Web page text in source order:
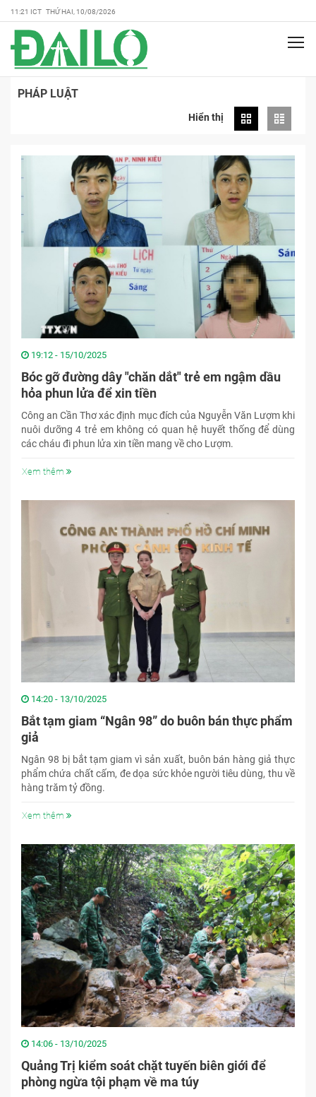
11:21 ICT THỨ HAI, 10/08/2026
PHÁP LUẬT
Hiển thị
19:12 - 15/10/2025
Bóc gỡ đường dây "chăn dắt" trẻ em ngậm dầu
hỏa phun lửa để xin tiền
Công an Cần Thơ xác định mục đích của Nguyễn Văn Lượm khi
nuôi dưỡng 4 trẻ em không có quan hệ huyết thống để dùng
các cháu đi phun lửa xin tiền mang về cho Lượm.
Xem thêm
14:20 - 13/10/2025
Bắt tạm giam “Ngân 98” do buôn bán thực phẩm
giả
Ngân 98 bị bắt tạm giam vì sản xuất, buôn bán hàng giả thực
phẩm chứa chất cấm, đe dọa sức khỏe người tiêu dùng, thu về
hàng trăm tỷ đồng.
Xem thêm
14:06 - 13/10/2025
Quảng Trị kiểm soát chặt tuyến biên giới để
phòng ngừa tội phạm về ma túy